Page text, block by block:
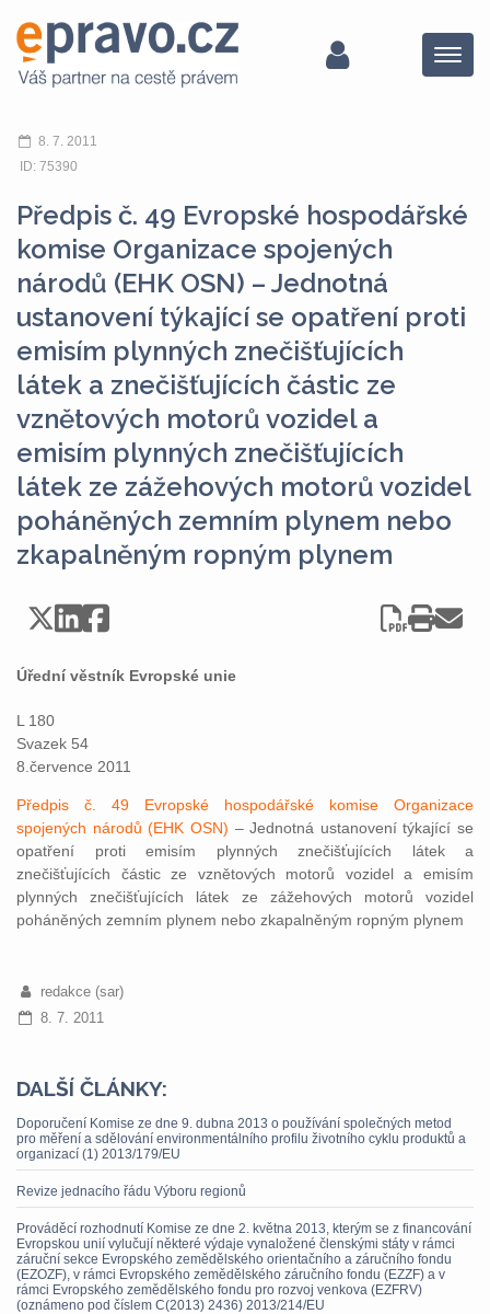
Menu
8. 7. 2011
ID: 75390
Předpis č. 49 Evropské hospodářské
komise Organizace spojených
národů (EHK OSN) – Jednotná
ustanovení týkající se opatření proti
emisím plynných znečišťujících
látek a znečišťujících částic ze
vznětových motorů vozidel a
emisím plynných znečišťujících
látek ze zážehových motorů vozidel
poháněných zemním plynem nebo
zkapalněným ropným plynem
Úřední věstník Evropské unie
L 180
Svazek 54
8.července 2011
Předpis č. 49 Evropské hospodářské komise Organizace
spojených národů (EHK OSN) – Jednotná ustanovení týkající se
opatření proti emisím plynných znečišťujících látek a
znečišťujících částic ze vznětových motorů vozidel a emisím
plynných znečišťujících látek ze zážehových motorů vozidel
poháněných zemním plynem nebo zkapalněným ropným plynem
redakce (sar)
8. 7. 2011
DALŠÍ ČLÁNKY:
Doporučení Komise ze dne 9. dubna 2013 o používání společných metod
pro měření a sdělování environmentálního profilu životního cyklu produktů a
organizací (1) 2013/179/EU
Revize jednacího řádu Výboru regionů
Prováděcí rozhodnutí Komise ze dne 2. května 2013, kterým se z financování
Evropskou unií vylučují některé výdaje vynaložené členskými státy v rámci
záruční sekce Evropského zemědělského orientačního a záručního fondu
(EZOZF), v rámci Evropského zemědělského záručního fondu (EZZF) a v
rámci Evropského zemědělského fondu pro rozvoj venkova (EZFRV)
(oznámeno pod číslem C(2013) 2436) 2013/214/EU